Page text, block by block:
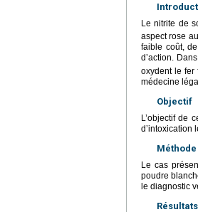
Le nitrite de
aspect rose
faible coût,
d’action.
oxydent le fer
médecine
Objectif
L’objectif de
d’intoxication
Méthode
Le cas
poudre
le diagnostic
Résultats